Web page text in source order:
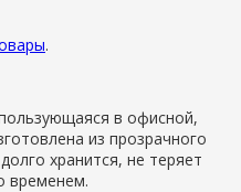
.
в офисной,
из прозрачного
хранится, не теряет
временем.